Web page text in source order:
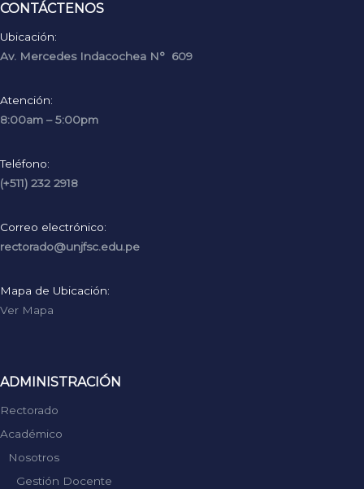
CONTÁCTENOS
Ubicación:
Av. Mercedes Indacochea N° 609
Atención:
8:00am – 5:00pm
Teléfono:
(+511) 232 2918
Correo electrónico:
rectorado@unjfsc.edu.pe
Mapa de Ubicación:
Ver Mapa
ADMINISTRACIÓN
Rectorado
Académico
Nosotros
Gestión Docente